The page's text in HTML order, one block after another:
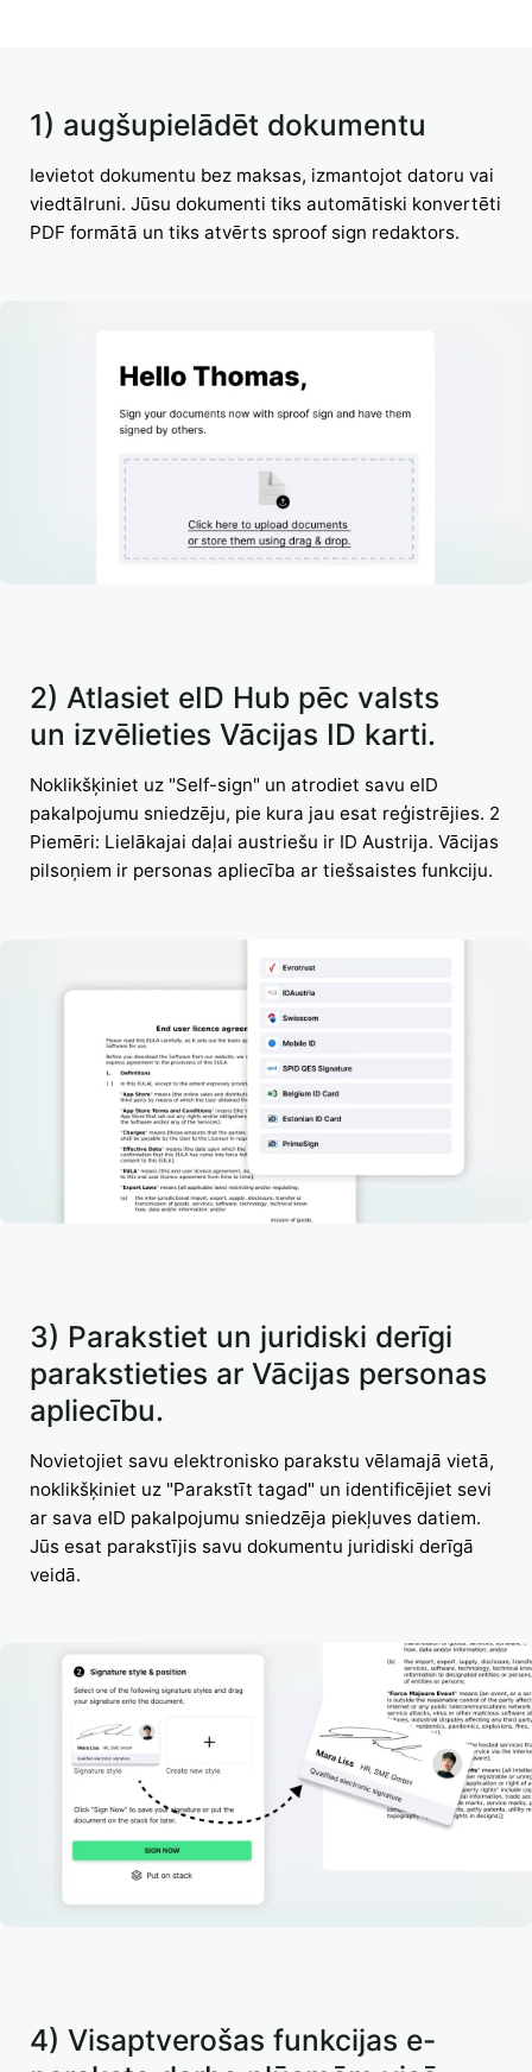
1) augšupielādēt dokumentu
Ievietot dokumentu bez maksas, izmantojot datoru vai
viedtālruni. Jūsu dokumenti tiks automātiski konvertēti
PDF formātā un tiks atvērts sproof sign redaktors.
2) Atlasiet eID Hub pēc valsts
un izvēlieties Vācijas ID karti.
Noklikšķiniet uz "Self-sign" un atrodiet savu eID
pakalpojumu sniedzēju, pie kura jau esat reģistrējies. 2
Piemēri: Lielākajai daļai austriešu ir ID Austrija. Vācijas
pilsoņiem ir personas apliecība ar tiešsaistes funkciju.
3) Parakstiet un juridiski derīgi
parakstieties ar Vācijas personas
apliecību.
Novietojiet savu elektronisko parakstu vēlamajā vietā,
noklikšķiniet uz "Parakstīt tagad" un identificējiet sevi
ar sava eID pakalpojumu sniedzēja piekļuves datiem.
Jūs esat parakstījis savu dokumentu juridiski derīgā
veidā.
4) Visaptverošas funkcijas e-